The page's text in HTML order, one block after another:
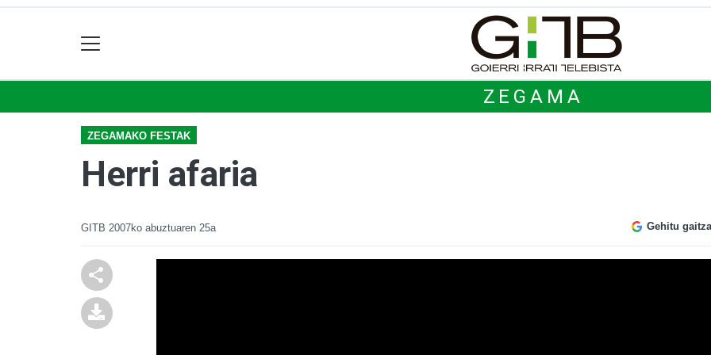
ZEGAMA
ZEGAMAKO FESTAK
Herri afaria
GITB 2007ko abuztuaren 25a Gehitu